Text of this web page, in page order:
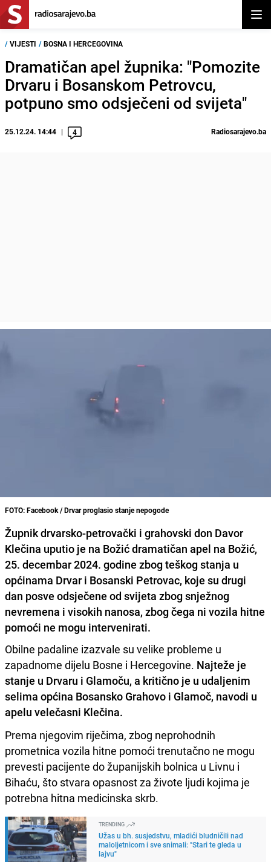
/ VIJESTI / BOSNA I HERCEGOVINA
Dramatičan apel župnika: "Pomozite
Drvaru i Bosanskom Petrovcu,
potpuno smo odsječeni od svijeta"
25.12.24. 14:44 4 Radiosarajevo.ba
FOTO: Facebook / Drvar proglasio stanje nepogode
Župnik drvarsko-petrovački i grahovski don Davor
Klečina uputio je na Božić dramatičan apel na Božić,
25. decembar 2024. godine zbog teškog stanja u
općinama Drvar i Bosanski Petrovac, koje su drugi
dan posve odsječene od svijeta zbog snježnog
nevremena i visokih nanosa, zbog čega ni vozila hitne
pomoći ne mogu intervenirati.
Obilne padaline izazvale su velike probleme u
zapadnome dijelu Bosne i Hercegovine. Najteže je
stanje u Drvaru i Glamoču, a kritično je u udaljenim
selima općina Bosansko Grahovo i Glamoč, navodi u
apelu velečasni Klečina.
Prema njegovim riječima, zbog neprohodnih
prometnica vozila hitne pomoći trenutačno ne mogu
prevesti pacijente do županijskih bolnica u Livnu i
Bihaću, što stvara opasnost za živote ljudi kojima je
potrebna hitna medicinska skrb.
TRENDING
Užas u bh. susjedstvu, mladići bludničili nad
maloljetnicom i sve snimali: "Stari te gleda u
lajvu"